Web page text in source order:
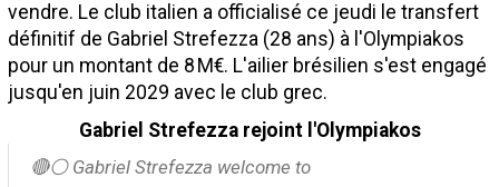
vendre. Le club italien a officialisé ce jeudi le transfert
définitif de Gabriel Strefezza (28 ans) à l'Olympiakos
pour un montant de 8 M€. L'ailier brésilien s'est engagé
jusqu'en juin 2029 avec le club grec.
Gabriel Strefezza rejoint l'Olympiakos
🔴⚪ Gabriel Strefezza wel​come to
Class. buteurs européens
Programme TV foot
Vidéos
Sondages
Tableau transferts L1